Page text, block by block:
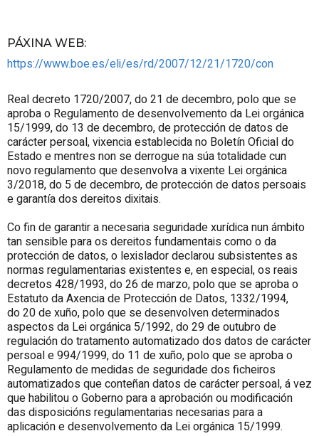
PÁXINA WEB:
https://www.boe.es/eli/es/rd/2007/12/21/1720/con
Real decreto 1720/2007, do 21 de decembro, polo que se
aproba o Regulamento de desenvolvemento da Lei orgánica
15/1999, do 13 de decembro, de protección de datos de
carácter persoal, vixencia establecida no Boletín Oficial do
Estado e mentres non se derrogue na súa totalidade cun
novo regulamento que desenvolva a vixente Lei orgánica
3/2018, do 5 de decembro, de protección de datos persoais
e garantía dos dereitos dixitais.
Co fin de garantir a necesaria seguridade xurídica nun ámbito
tan sensible para os dereitos fundamentais como o da
protección de datos, o lexislador declarou subsistentes as
normas regulamentarias existentes e, en especial, os reais
decretos 428/1993, do 26 de marzo, polo que se aproba o
Estatuto da Axencia de Protección de Datos, 1332/1994,
do 20 de xuño, polo que se desenvolven determinados
aspectos da Lei orgánica 5/1992, do 29 de outubro de
regulación do tratamento automatizado dos datos de carácter
persoal e 994/1999, do 11 de xuño, polo que se aproba o
Regulamento de medidas de seguridade dos ficheiros
automatizados que conteñan datos de carácter persoal, á vez
que habilitou o Goberno para a aprobación ou modificación
das disposicións regulamentarias necesarias para a
aplicación e desenvolvemento da Lei orgánica 15/1999.